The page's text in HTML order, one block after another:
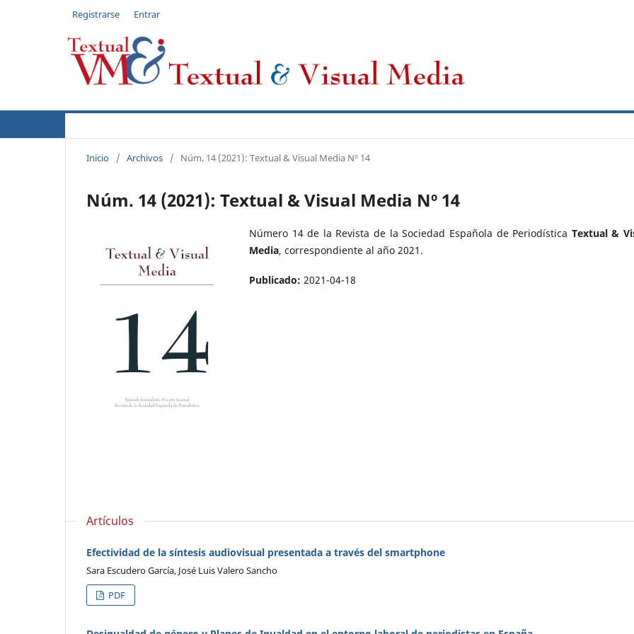
Registrarse Entrar
Inicio / Archivos / Núm. 14 (2021): Textual & Visual Media Nº 14
Núm. 14 (2021): Textual & Visual Media Nº 14
Número 14 de la Revista de la Sociedad Española de Periodística Textual &
Media, correspondiente al año 2021.
Publicado: 2021-04-18
Artículos
Efectividad de la síntesis audiovisual presentada a través del smartphone
Sara Escudero García, José Luis Valero Sancho
PDF